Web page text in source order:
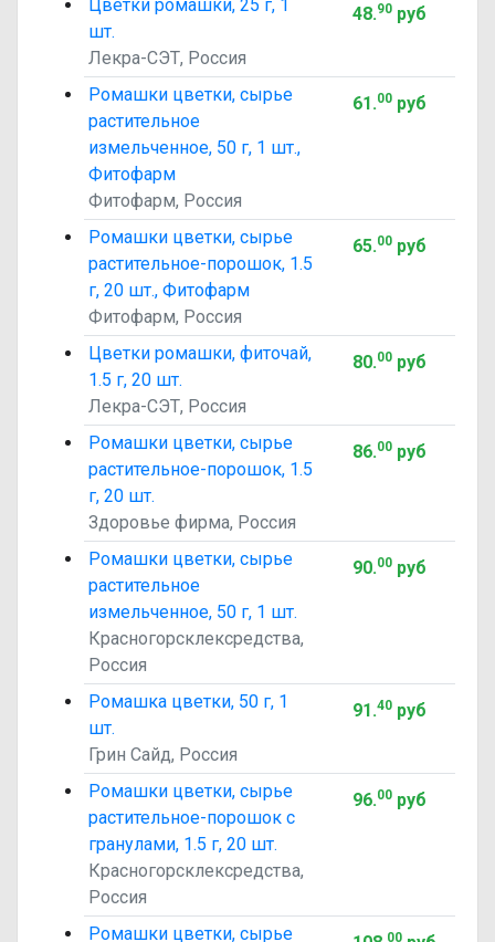
Цветки ромашки, 25 г, 1
шт.
Лекра-СЭТ, Россия
48.90руб
Ромашки цветки, сырье
растительное
измельченное, 50 г, 1 шт.,
Фитофарм
Фитофарм, Россия
61.00руб
Ромашки цветки, сырье
растительное-порошок, 1.5
г, 20 шт., Фитофарм
Фитофарм, Россия
65.00руб
Цветки ромашки, фиточай,
1.5 г, 20 шт.
Лекра-СЭТ, Россия
80.00руб
Ромашки цветки, сырье
растительное-порошок, 1.5
г, 20 шт.
Здоровье фирма, Россия
86.00руб
Ромашки цветки, сырье
растительное
измельченное, 50 г, 1 шт.
Красногорсклексредства,
Россия
90.00руб
Ромашка цветки, 50 г, 1
шт.
Грин Сайд, Россия
91.40руб
Ромашки цветки, сырье
растительное-порошок с
гранулами, 1.5 г, 20 шт.
Красногорсклексредства,
Россия
96.00руб
Ромашки цветки, сырье
00